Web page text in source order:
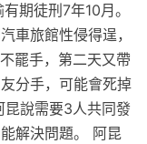
期徒刑7年10月。
車旅館性侵得逞，
罷手，第二天又帶
分手，可能會死掉
昆說需要3人共同發
解決問題。 阿昆